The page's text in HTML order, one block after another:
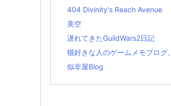
404 Divinity's Reach Avenue
美空
遅れてきたGuildWars2日記
猫好きな人のゲームメモブログ。
似非屋Blog